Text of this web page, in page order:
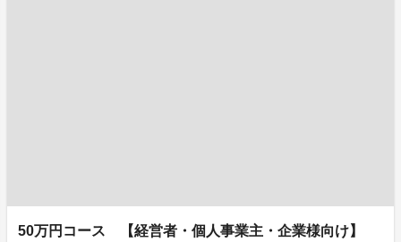
50万円コース 【経営者・個人事業主・企業様向け】